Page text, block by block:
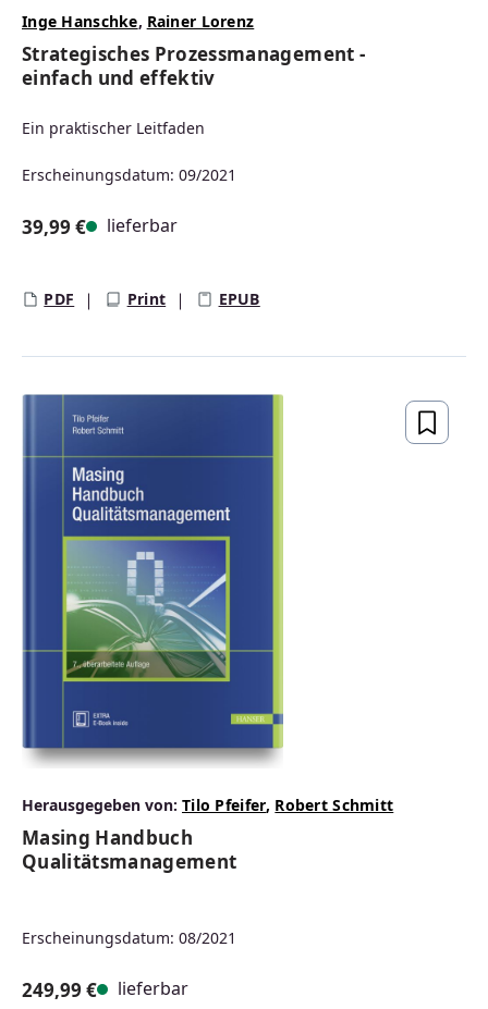
Inge Hanschke, Rainer Lorenz
Strategisches Prozessmanagement -
einfach und effektiv
Ein praktischer Leitfaden
Erscheinungsdatum: 09/2021
39,99 € lieferbar
PDF Print EPUB
Herausgegeben von: Tilo Pfeifer, Robert Schmitt
Masing Handbuch
Qualitätsmanagement
Erscheinungsdatum: 08/2021
249,99 € lieferbar